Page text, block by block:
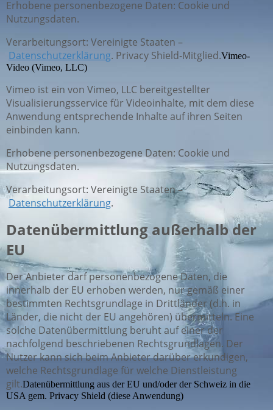
Erhobene personenbezogene Daten: Cookie und
Nutzungsdaten.
Verarbeitungsort: Vereinigte Staaten –
Datenschutzerklärung. Privacy Shield-Mitglied.Vimeo-
Video (Vimeo, LLC)
Vimeo ist ein von Vimeo, LLC bereitgestellter
Visualisierungsservice für Videoinhalte, mit dem diese
Anwendung entsprechende Inhalte auf ihren Seiten
einbinden kann.
Erhobene personenbezogene Daten: Cookie und
Nutzungsdaten.
Verarbeitungsort: Vereinigte Staaten –
Datenschutzerklärung.
Datenübermittlung außerhalb der
EU
Der Anbieter darf personenbezogene Daten, die
innerhalb der EU erhoben werden, nur gemäß einer
bestimmten Rechtsgrundlage in Drittländer (d.h. in
Länder, die nicht der EU angehören) übermitteln. Eine
solche Datenübermittlung beruht auf einer der
nachfolgend beschriebenen Rechtsgrundlagen. Der
Nutzer kann sich beim Anbieter darüber erkundigen,
welche Rechtsgrundlage für welche Dienstleistung
gilt.Datenübermittlung aus der EU und/oder der Schweiz in die
USA gem. Privacy Shield (diese Anwendung)